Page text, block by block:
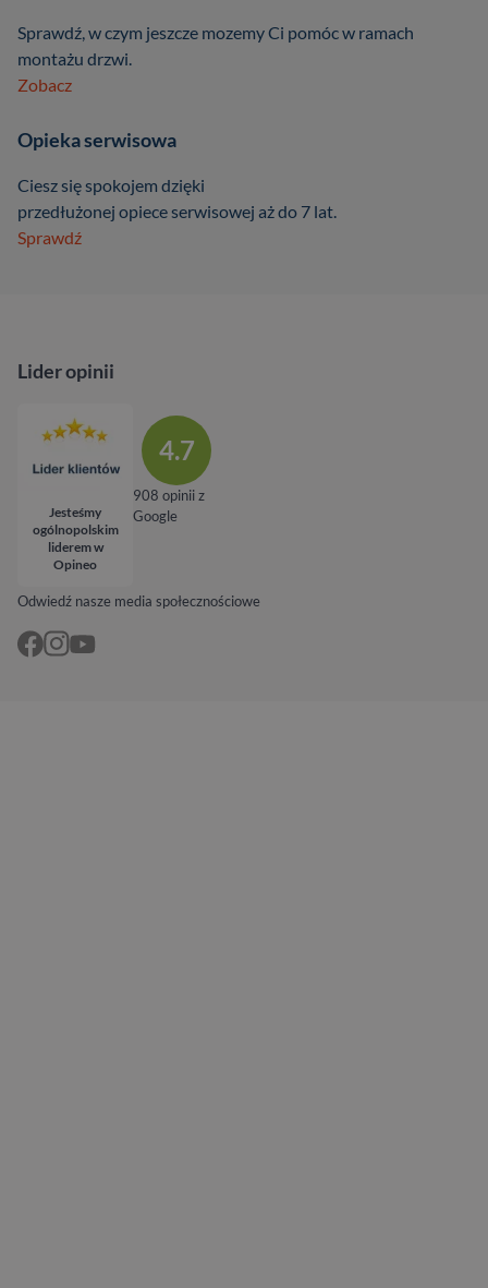
Sprawdź, w czym jeszcze mozemy Ci pomóc w ramach
montażu drzwi.
Zobacz
Opieka serwisowa
Ciesz się spokojem dzięki
przedłużonej opiece serwisowej aż do 7 lat.
Sprawdź
Odwiedź nasze media społecznościowe
Lider opinii
Jesteśmy
ogólnopolskim
liderem w
Opineo
4.7
908 opinii z
Google